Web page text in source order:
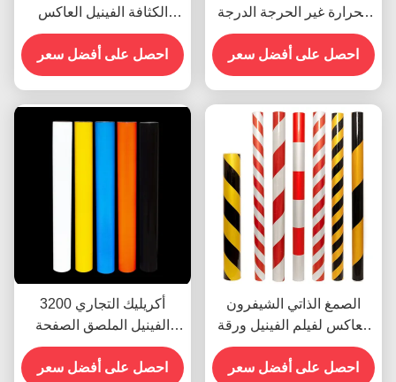
الكثافة الفينيل العاكس
لعلامات الشوارع
احصل على أفضل سعر
الحرارة غير الحرجة الدرجة
الهندسية OEM
احصل على أفضل سعر
3200 أكريليك التجاري
الفينيل الملصق الصفحة
العاكسة الفيلم المخصص
احصل على أفضل سعر
الصمغ الذاتي الشيفرون
العاكس لفيلم الفينيل ورقة
الفينيل رول الدرجة الإعلانية
احصل على أفضل سعر